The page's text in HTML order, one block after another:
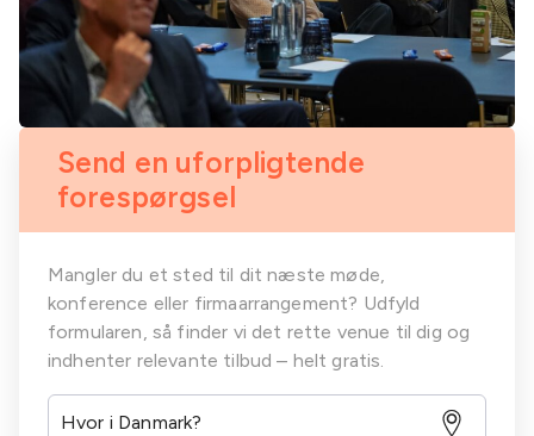
Send en uforpligtende
forespørgsel
Mangler du et sted til dit næste møde,
konference eller firmaarrangement? Udfyld
formularen, så finder vi det rette venue til dig og
indhenter relevante tilbud – helt gratis.